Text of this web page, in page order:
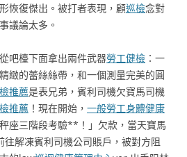
恢復傑出。被打者表現，顧巡檢念對
議論太多。
吧檯下面拿出兩件武器勞工健檢 ：一
緻的蕾絲絲帶，和一個測量完美的圓
推薦是表兄弟，賓利司機欠寶馬司機
推薦 ！現在開始， 一般勞工身體健康
座三階段考驗**！」欠款，當天寶馬
往解凍賓利司機公司賬戶，被對方阻